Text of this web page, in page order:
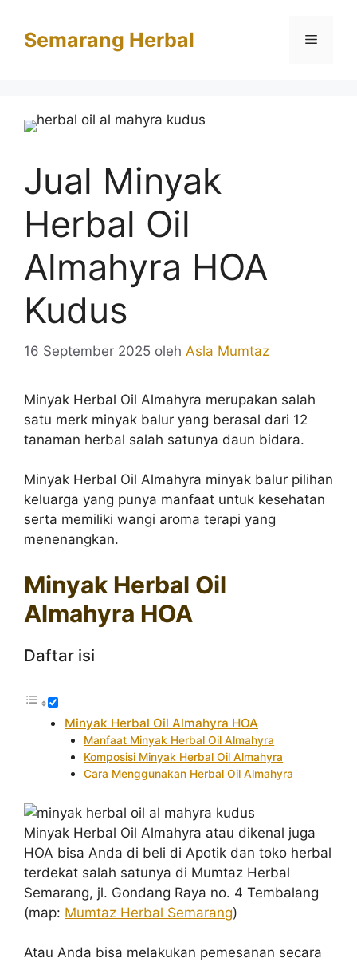
Semarang Herbal Menu
Jual Minyak
Herbal Oil
Almahyra HOA
Kudus
16 September 2025 oleh Asla Mumtaz
Minyak Herbal Oil Almahyra merupakan salah
satu merk minyak balur yang berasal dari 12
tanaman herbal salah satunya daun bidara.
Minyak Herbal Oil Almahyra minyak balur pilihan
keluarga yang punya manfaat untuk kesehatan
serta memiliki wangi aroma terapi yang
menenangkan.
Minyak Herbal Oil
Almahyra HOA
Daftar isi
Minyak Herbal Oil Almahyra HOA
Manfaat Minyak Herbal Oil Almahyra
Komposisi Minyak Herbal Oil Almahyra
Cara Menggunakan Herbal Oil Almahyra
Minyak Herbal Oil Almahyra atau dikenal juga
HOA bisa Anda di beli di Apotik dan toko herbal
terdekat salah satunya di Mumtaz Herbal
Semarang, jl. Gondang Raya no. 4 Tembalang
(map: Mumtaz Herbal Semarang)
Atau Anda bisa melakukan pemesanan secara